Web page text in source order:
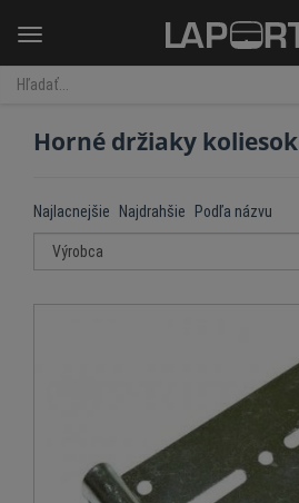
Menu
Horné držiaky koliesok
Najlacnejšie Najdrahšie Podľa názvu